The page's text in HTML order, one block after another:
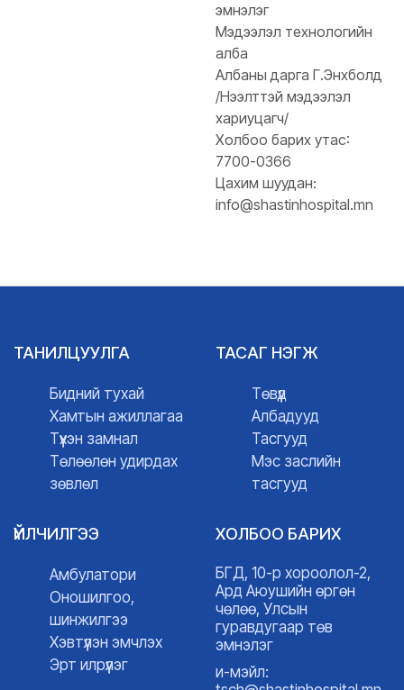
эмнэлэг
Мэдээлэл технологийн
алба
Албаны дарга Г.Энхболд
/Нээлттэй мэдээлэл
хариуцагч/
Холбоо барих утас:
7700-0366
Цахим шуудан:
info@shastinhospital.mn
ТАНИЛЦУУЛГА
Бидний тухай
Хамтын ажиллагаа
Түүхэн замнал
Төлөөлөн удирдах
зөвлөл
ТАСАГ НЭГЖ
Төвүүд
Албадууд
Тасгууд
Мэс заслийн
тасгууд
ҮЙЛЧИЛГЭЭ
Амбулатори
Оношилгоо,
шинжилгээ
Хэвтүүлэн эмчлэх
Эрт илрүүлэг
ХОЛБОО БАРИХ
БГД, 10-р хороолол-2,
Ард Аюушийн өргөн
чөлөө, Улсын
гуравдугаар төв
эмнэлэг
и-мэйл: